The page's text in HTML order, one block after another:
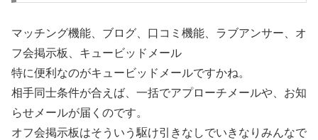
マッチング機能、ブログ、口コミ機能、ラブアンサー、オ
フ会掲示板、キュービッドメール
特に便利なのがキュービッドメールですかね。
相手同士条件が合えば、一括でアプローチメールや、お知
らせメールが届くのです。
オフ会掲示板はそういう駆け引きなしでいきなりみんなで